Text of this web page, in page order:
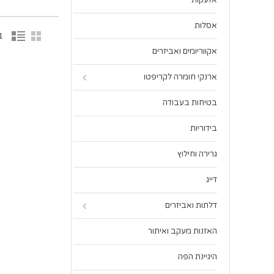
1
אסלות
אקווריומים ואביזרים
ארנקי חומרה לקריפטו
בטיחות בעבודה
בידוריות
גרירה וחילוץ
דייג
דלתות ואביזרים
האזנות מעקב ואיתור
היגיינת הפה